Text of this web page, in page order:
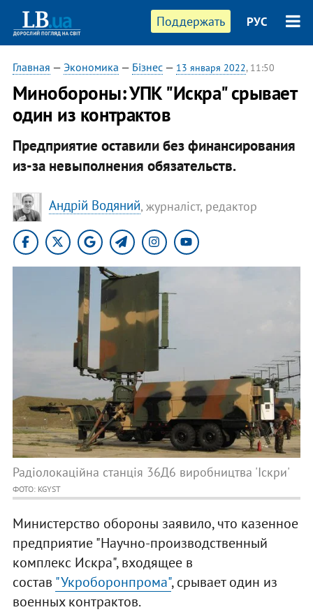
Поддержать РУС
Главная — Экономика — Бізнес— 13 января 2022, 11:50
Минобороны: УПК "Искра" срывает
один из контрактов
Предприятие оставили без финансирования
из-за невыполнения обязательств.
Андрій Водяний, журналіст, редактор
Радіолокаційна станція 36Д6 виробництва 'Іскри'
ФОТО: KGYST
Министерство обороны заявило, что казенное
предприятие "Научно-производственный
комплекс Искра", входящее в
состав "Укроборонпрома", срывает один из
военных контрактов.